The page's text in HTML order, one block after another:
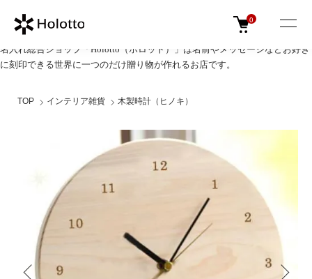
名入れ総合ショップ「Holotto（ホロット）」は名前やメッセージなどお好き
に刻印できる世界に一つのだけ贈り物が作れるお店です。
0
TOP インテリア雑貨 木製時計（ヒノキ）